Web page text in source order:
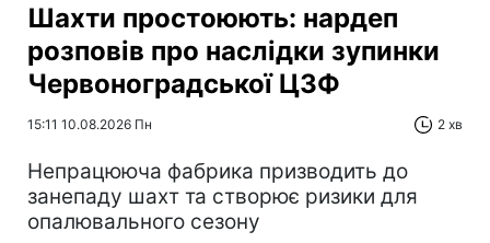
Шахти простоюють: нардеп
розповів про наслідки зупинки
Червоноградської ЦЗФ
15:11 10.08.2026 Пн 2 хв
Непрацююча фабрика призводить до
занепаду шахт та створює ризики для
опалювального сезону